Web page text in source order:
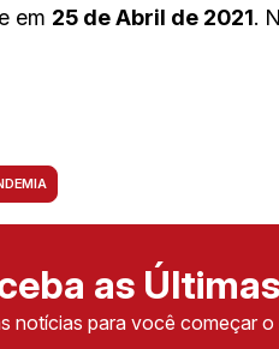
em 25 de Abril de 2021.
as
notícias para você começar